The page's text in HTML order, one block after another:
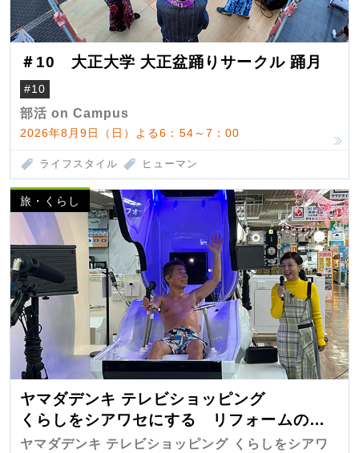
＃10 大正大学 大正盆踊りサークル 踊月
#10
部活 on Campus
2026年8月9日（日）よる6：54～7：00
ライフスタイル ヒューマン
旅・くらし
ヤマダデンキ テレビショッピング
くらしをシアワセにする リフォームの
匠 第7弾
ヤマダデンキ テレビショッピング くらしをシアワ